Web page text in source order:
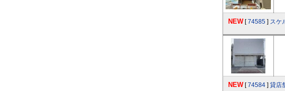
NEW [74585 ] スケ
NEW [74584 ] 貸店